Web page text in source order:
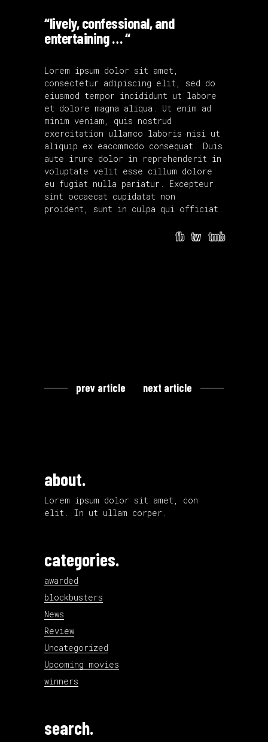
“lively, confessional, and
entertaining … “
Lorem ipsum dolor sit amet,
consectetur adipiscing elit, sed do
eiusmod tempor incididunt ut labore
et dolore magna aliqua. Ut enim ad
minim veniam, quis nostrud
exercitation ullamco laboris nisi ut
aliquip ex eacommodo consequat. Duis
aute irure dolor in reprehenderit in
voluptate velit esse cillum dolore
eu fugiat nulla pariatur. Excepteur
sint occaecat cupidatat non
proident, sunt in culpa qui officiat.
fb tw tmb
prev article next article
about.
Lorem ipsum dolor sit amet, con
elit. In ut ullam corper.
categories.
awarded
blockbusters
News
Review
Uncategorized
Upcoming movies
winners
search.